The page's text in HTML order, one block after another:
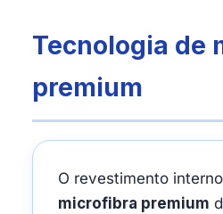
Tecnologia de
premium
O revestimento
microfibra premium